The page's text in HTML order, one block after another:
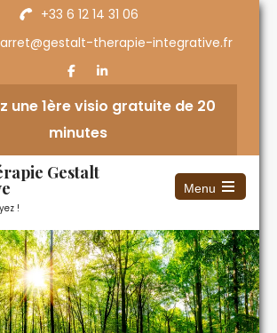
+33 6 12 14 31 06
therapie-integrative.fr
une 1ère visio gratuite de 20
minutes
Gestalt
!
Menu